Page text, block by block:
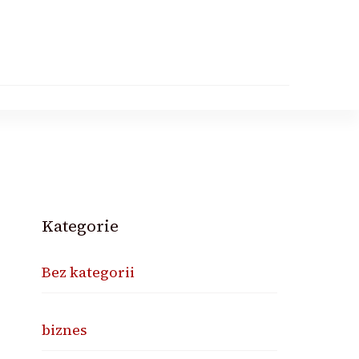
Kategorie
Bez kategorii
biznes